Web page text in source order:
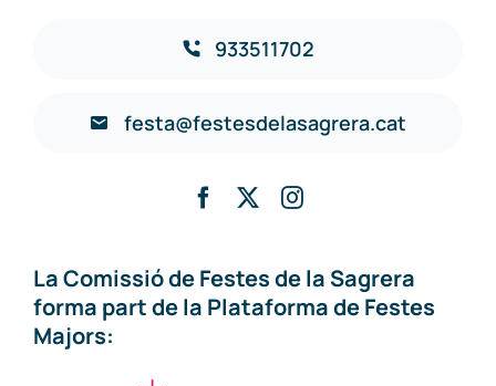
933511702
festa@festesdelasagrera.cat
La Comissió de Festes de la Sagrera
forma part de la Plataforma de Festes
Majors: